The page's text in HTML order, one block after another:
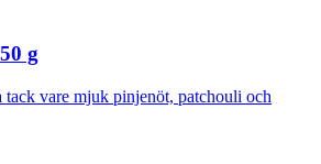
g
vare mjuk pinjenöt, patchouli och